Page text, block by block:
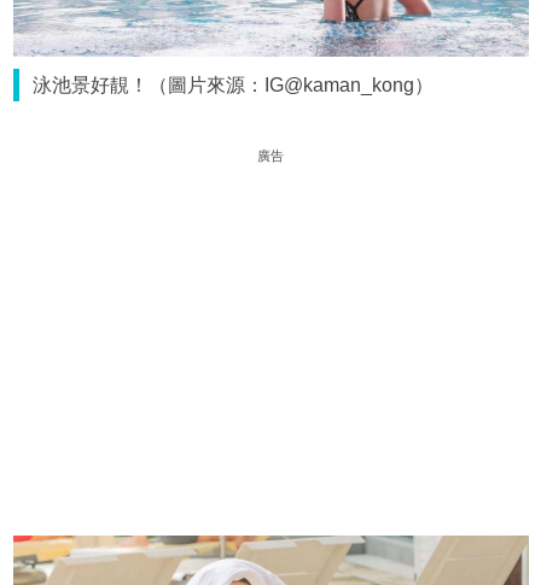
泳池景好靚！（圖片來源：IG@kaman_kong）
廣告